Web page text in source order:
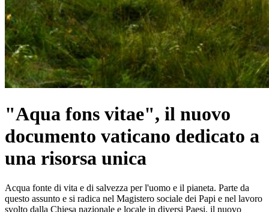
"Aqua fons vitae", il nuovo
documento vaticano dedicato a
una risorsa unica
Acqua fonte di vita e di salvezza per l'uomo e il pianeta. Parte da
questo assunto e si radica nel Magistero sociale dei Papi e nel lavoro
svolto dalla Chiesa nazionale e locale in diversi Paesi, il nuovo